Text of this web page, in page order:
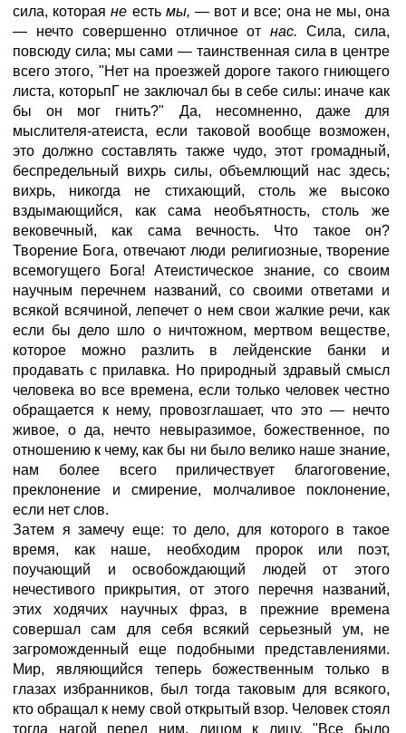
сила, котораяне есть мы, —вот и все; она не мы, она
— нечто совершенно отличное отнас. Сила, сила,
повсюду сила; мы сами — таинственная сила в центре
всего этого, "Нет на проезжей дороге такого гниющего
листа, которьпГ не заключал бы в себе силы: иначе как
бы он мог гнить?" Да, несомненно, даже для
мыслителя-атеиста, если таковой вообще возможен,
это должно составлять также чудо, этот громадный,
беспредельный вихрь силы, объемлющий нас здесь;
вихрь, никогда не стихающий, столь же высоко
вздымающийся, как сама необъятность, столь же
вековечный, как сама вечность. Что такое он?
Творение Бога, отвечают люди религиозные, творение
всемогущего Бога! Атеистическое знание, со своим
научным перечнем названий, со своими ответами и
всякой всячиной, лепечет о нем свои жалкие речи, как
если бы дело шло о ничтожном, мертвом веществе,
которое можно разлить в лейденские банки и
продавать с прилавка. Но природный здравый смысл
человека во все времена, если только человек честно
обращается к нему, провозглашает, что это — нечто
живое, о да, нечто невыразимое, божественное, по
отношению к чему, как бы ни было велико наше знание,
нам более всего приличествует благоговение,
преклонение и смирение, молчаливое поклонение,
если нет слов.
Затем я замечу еще: то дело, для которого в такое
время, как наше, необходим пророк или поэт,
поучающий и освобождающий людей от этого
нечестивого прикрытия, от этого перечня названий,
этих ходячих научных фраз, в прежние времена
совершал сам для себя всякий серьезный ум, не
загроможденный еще подобными представлениями.
Мир, являющийся теперь божественным только в
глазах избранников, был тогда таковым для всякого,
кто обращал к нему свой открытый взор. Человек стоял
тогда нагой перед ним, лицом к лицу. "Все было